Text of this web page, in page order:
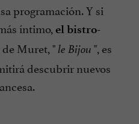
programación. Y si
íntimo, el bistro-
Muret, "le Bijou ", es
descubrir nuevos